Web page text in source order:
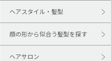
ヘアスタイル・髪型
顔の形から似合う髪型を探す
ヘアサロン